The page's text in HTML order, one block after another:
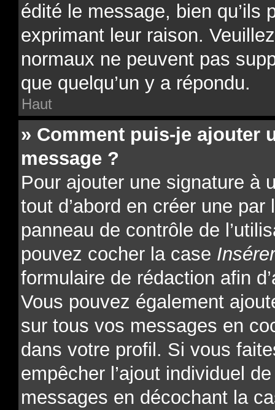
édité le message, bien qu’ils
exprimant leur raison.
normaux ne peuvent pas
que quelqu’un y a répondu.
Haut
» Comment puis-je ajouter
message ?
Pour ajouter une signature à
tout d’abord en créer une par
panneau de contrôle de
pouvez cocher la case
formulaire de rédaction afin
Vous pouvez également
sur tous vos messages en
dans votre profil. Si vous
empêcher l’ajout individuel
messages en décochant la